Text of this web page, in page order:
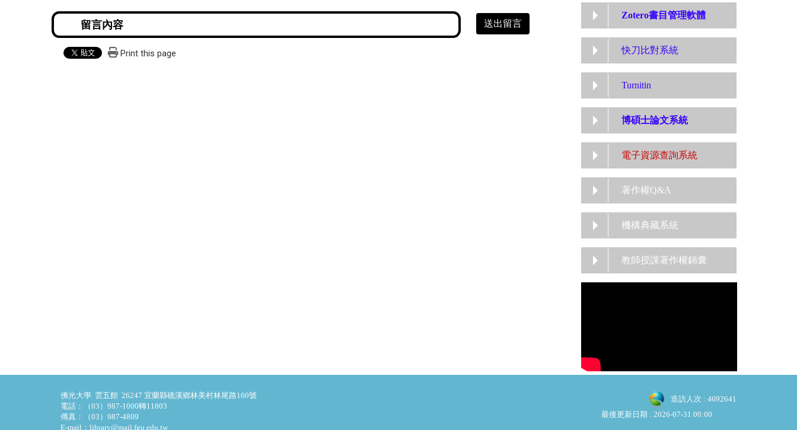
送出留言
Print this page
Zotero書目管理軟體
快刀比對系統
Turnitin
博碩士論文系統
電子資源查詢系統
著作權Q&A
機構典藏系統
教師授課著作權錦囊
佛光大學 雲五館 26247 宜蘭縣礁溪鄉林美村林尾路160號
電話：（03）987-1000轉11803
傳真：（03）987-4809
E-mail：library@mail.fgu.edu.tw
造訪人次 : 4692641
最後更新日期 : 2026-07-31 00:00